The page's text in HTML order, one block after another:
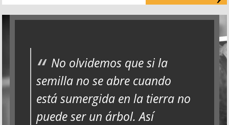
No olvidemos que si la
semilla no se abre cuando
está sumergida en la tierra no
puede ser un árbol. Así